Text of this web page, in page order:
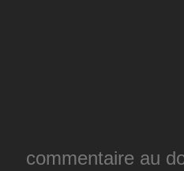
commentaire au